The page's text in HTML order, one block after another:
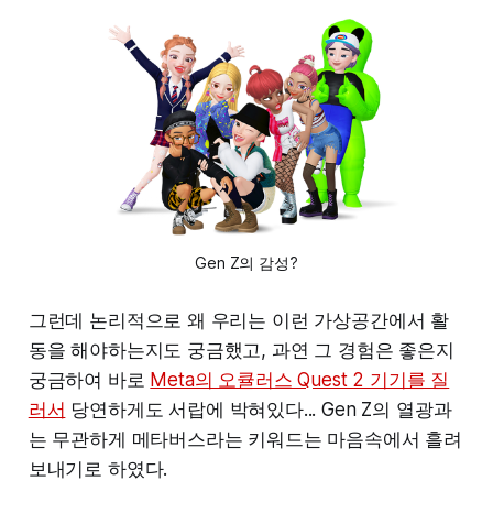
Gen Z의 감성?
그런데 논리적으로 왜 우리는 이런 가상공간에서 활
동을 해야하는지도 궁금했고, 과연 그 경험은 좋은지
궁금하여 바로 Meta의 오큘러스 Quest 2 기기를 질
러서 당연하게도 서랍에 박혀있다... Gen Z의 열광과
는 무관하게 메타버스라는 키워드는 마음속에서 흘려
보내기로 하였다.